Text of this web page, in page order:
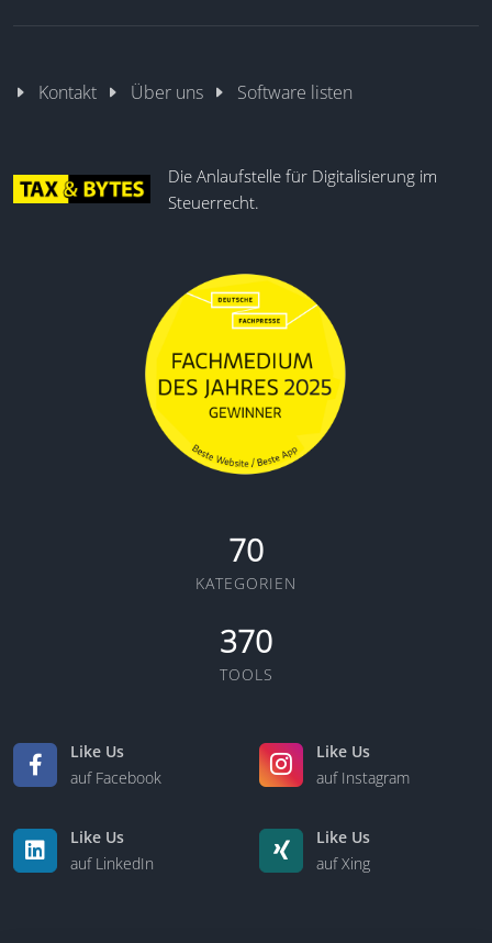
Kontakt Über uns Software listen
Die Anlaufstelle für Digitalisierung im
Steuerrecht.
70
KATEGORIEN
370
TOOLS
Like Us
auf Facebook
Like Us
auf Instagram
Like Us
auf LinkedIn
Like Us
auf Xing